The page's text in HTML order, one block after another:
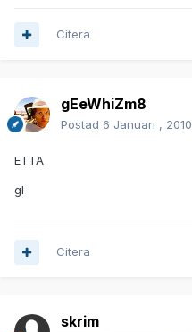
Citera
gEeWhiZm8
Postad 6 Januari , 2010
ETTA
gl
Citera
skrim